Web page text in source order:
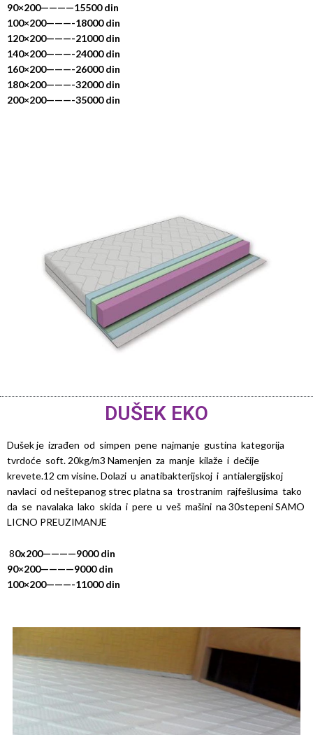
90×200————15500 din
100×200———-18000 din
120×200———-21000 din
140×200———-24000 din
160×200———-26000 din
180×200———-32000 din
200×200———-35000 din
DUŠEK EKO
Dušek je izrađen od simpen pene najmanje gustina kategorija
tvrdoće soft. 20kg/m3 Namenjen za manje kilaže i dečije
krevete.12 cm visine. Dolazi u anatibakterijskoj i antialergijskoj
navlaci od neštepanog strec platna sa trostranim rajfešlusima tako
da se navalaka lako skida i pere u veš mašini na 30stepeni SAMO
LICNO PREUZIMANJE
80x200————9000 din
90×200————9000 din
100×200———-11000 din